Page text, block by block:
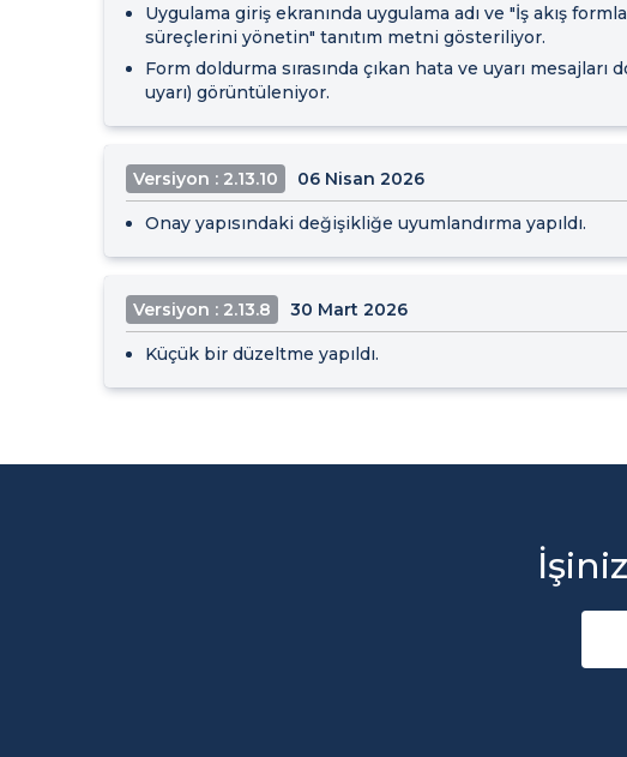
Uygulama giriş ekranında uygulama adı ve "İş akış
süreçlerini yönetin" tanıtım metni gösteriliyor.
Form doldurma sırasında çıkan hata ve uyarı
uyarı) görüntüleniyor.
Versiyon : 2.13.10 06 Nisan 2026
Onay yapısındaki değişikliğe uyumlandırma yapıldı.
Versiyon : 2.13.8 30 Mart 2026
Küçük bir düzeltme yapıldı.